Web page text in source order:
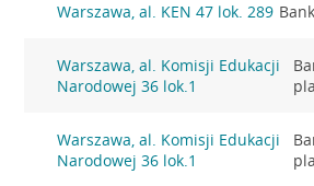
Warszawa, al. KEN 47 lok. 289
Warszawa, al. Komisji Edukacji
Narodowej 36 lok.1
Warszawa, al. Komisji Edukacji
Narodowej 36 lok.1